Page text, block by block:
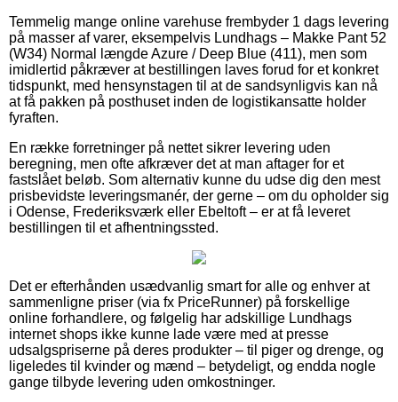
Temmelig mange online varehuse frembyder 1 dags levering
på masser af varer, eksempelvis Lundhags – Makke Pant 52
(W34) Normal længde Azure / Deep Blue (411), men som
imidlertid påkræver at bestillingen laves forud for et konkret
tidspunkt, med hensynstagen til at de sandsynligvis kan nå
at få pakken på posthuset inden de logistikansatte holder
fyraften.
En række forretninger på nettet sikrer levering uden
beregning, men ofte afkræver det at man aftager for et
fastslået beløb. Som alternativ kunne du udse dig den mest
prisbevidste leveringsmanér, der gerne – om du opholder sig
i Odense, Frederiksværk eller Ebeltoft – er at få leveret
bestillingen til et afhentningssted.
Det er efterhånden usædvanlig smart for alle og enhver at
sammenligne priser (via fx PriceRunner) på forskellige
online forhandlere, og følgelig har adskillige Lundhags
internet shops ikke kunne lade være med at presse
udsalgspriserne på deres produkter – til piger og drenge, og
ligeledes til kvinder og mænd – betydeligt, og endda nogle
gange tilbyde levering uden omkostninger.